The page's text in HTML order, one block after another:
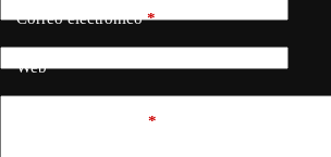
Correo electrónico*
Web
*